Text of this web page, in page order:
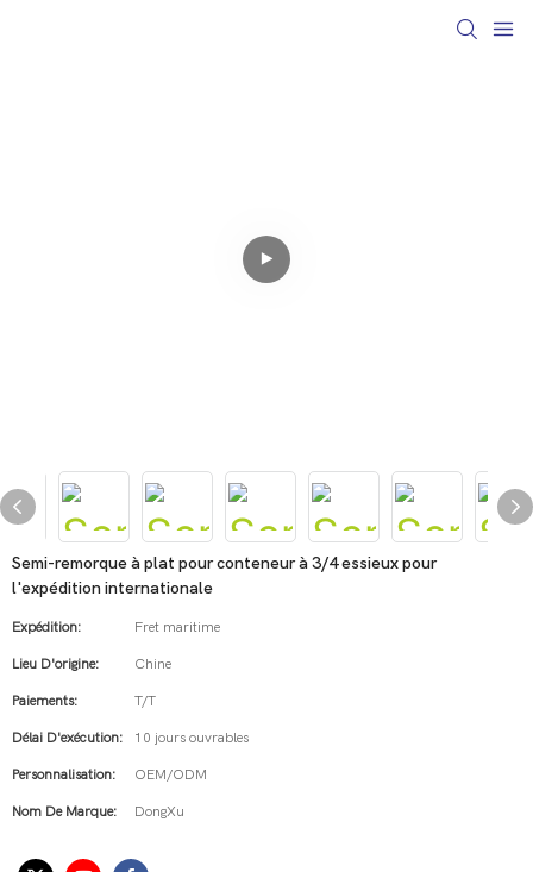
Semi-remorque à plat pour conteneur à 3/4 essieux pour
l'expédition internationale
Expédition: Fret maritime
Lieu D'origine: Chine
Paiements: T/T
Délai D'exécution: 10 jours ouvrables
Personnalisation: OEM/ODM
Nom De Marque: DongXu